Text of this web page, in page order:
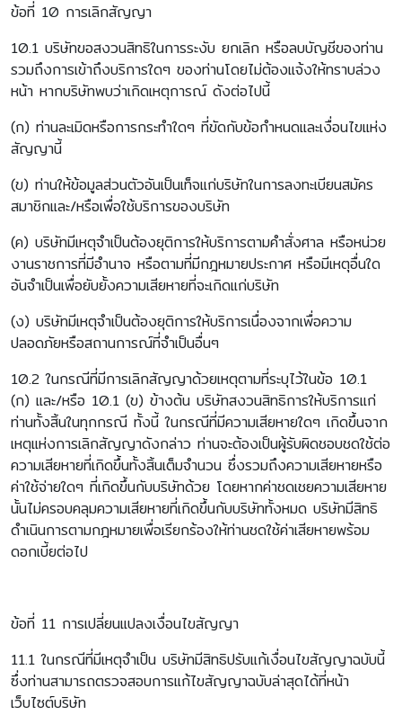
ข้อที่ 10 การเลิกสัญญา
10.1 บริษัทขอสงวนสิทธิในการระงับ ยกเลิก หรือลบบัญชีของท่าน
รวมถึงการเข้าถึงบริการใดๆ ของท่านโดยไม่ต้องแจ้งให้ทราบล่วง
หน้า หากบริษัทพบว่าเกิดเหตุการณ์ ดังต่อไปนี้
(ก) ท่านละเมิดหรือการกระทำใดๆ ที่ขัดกับข้อกำหนดและเงื่อนไขแห่ง
สัญญานี้
(ข) ท่านให้ข้อมูลส่วนตัวอันเป็นเท็จแก่บริษัทในการลงทะเบียนสมัคร
สมาชิกและ/หรือเพื่อใช้บริการของบริษัท
(ค) บริษัทมีเหตุจำเป็นต้องยุติการให้บริการตามคำสั่งศาล หรือหน่วย
งานราชการที่มีอำนาจ หรือตามที่มีกฎหมายประกาศ หรือมีเหตุอื่นใด
อันจำเป็นเพื่อยับยั้งความเสียหายที่จะเกิดแก่บริษัท
(ง) บริษัทมีเหตุจำเป็นต้องยุติการให้บริการเนื่องจากเพื่อความ
ปลอดภัยหรือสถานการณ์ที่จำเป็นอื่นๆ
10.2 ในกรณีที่มีการเลิกสัญญาด้วยเหตุตามที่ระบุไว้ในข้อ 10.1
(ก) และ/หรือ 10.1 (ข) ข้างต้น บริษัทสงวนสิทธิการให้บริการแก่
ท่านทั้งสิ้นในทุกกรณี ทั้งนี้ ในกรณีที่มีความเสียหายใดๆ เกิดขึ้นจาก
เหตุแห่งการเลิกสัญญาดังกล่าว ท่านจะต้องเป็นผู้รับผิดชอบชดใช้ต่อ
ความเสียหายที่เกิดขึ้นทั้งสิ้นเต็มจำนวน ซึ่งรวมถึงความเสียหายหรือ
ค่าใช้จ่ายใดๆ ที่เกิดขึ้นกับบริษัทด้วย โดยหากค่าชดเชยความเสียหาย
นั้นไม่ครอบคลุมความเสียหายที่เกิดขึ้นกับบริษัททั้งหมด บริษัทมีสิทธิ
ดำเนินการตามกฎหมายเพื่อเรียกร้องให้ท่านชดใช้ค่าเสียหายพร้อม
ดอกเบี้ยต่อไป
ข้อที่ 11 การเปลี่ยนแปลงเงื่อนไขสัญญา
11.1 ในกรณีที่มีเหตุจำเป็น บริษัทมีสิทธิปรับแก้เงื่อนไขสัญญาฉบับนี้
ซึ่งท่านสามารถตรวจสอบการแก้ไขสัญญาฉบับล่าสุดได้ที่หน้า
เว็บไซต์บริษัท